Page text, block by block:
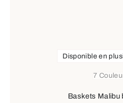
7
Disponible en
Baskets Malibu